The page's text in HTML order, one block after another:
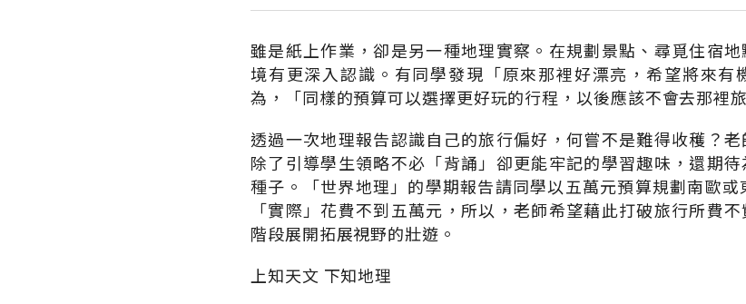
雖是紙上作業，卻是另一種地理實察。在規劃景點、尋覓住宿
境有更深入認識。有同學發現「原來那裡好漂亮，希望將來有
為，「同樣的預算可以選擇更好玩的行程，以後應該不會去那裡旅
透過一次地理報告認識自己的旅行偏好，何嘗不是難得收穫？
除了引導學生領略不必「背誦」卻更能牢記的學習趣味，還期
種子。「世界地理」的學期報告請同學以五萬元預算規劃南歐
「實際」花費不到五萬元，所以，老師希望藉此打破旅行所費
階段展開拓展視野的壯遊。
上知天文 下知地理